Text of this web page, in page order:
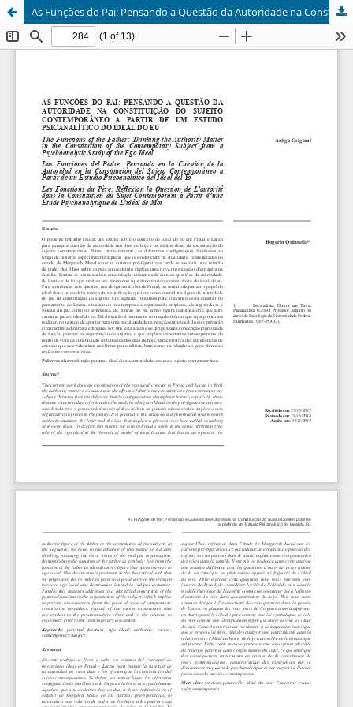
As Funções do Pai: Pensando a Questão da Autoridade na Constituição do Sujeito Contemporâneo a Partir de um Estudo Psicanalítico do Ideal do Eu